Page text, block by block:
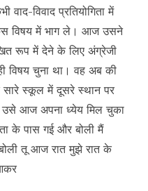
वाद-विवाद प्रतियोगिता में
विषय में भाग ले। आज उसने
रूप में देने के लिए अंग्रेजी
विषय चुना था। वह अब की
स्कूल में दूसरे स्थान पर
आज अपना ध्येय मिल चुका
के पास गई और बोली मैं
तू आज रात मुझे रात के